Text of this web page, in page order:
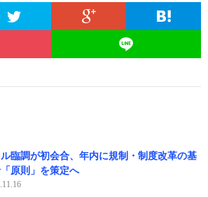
臨調が初会合、年内に規制・制度改革の基
原則」を策定へ